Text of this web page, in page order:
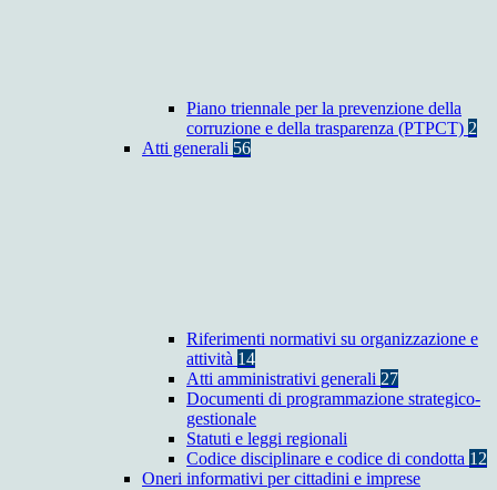
Piano triennale per la prevenzione della
corruzione e della trasparenza (PTPCT) 2
Atti generali 56
Riferimenti normativi su organizzazione e
attività 14
Atti amministrativi generali 27
Documenti di programmazione strategico-
gestionale
Statuti e leggi regionali
Codice disciplinare e codice di condotta 12
Oneri informativi per cittadini e imprese